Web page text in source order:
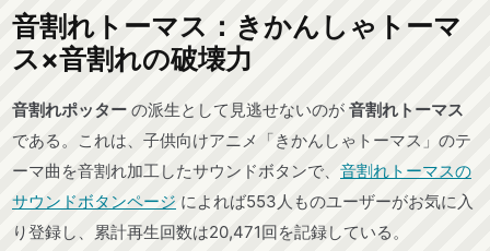
音割れトーマス：きかんしゃトーマ
ス×音割れの破壊力
音割れポッター の派生として見逃せないのが 音割れトーマス
である。これは、子供向けアニメ「きかんしゃトーマス」のテ
ーマ曲を音割れ加工したサウンドボタンで、 音割れトーマスの
サウンドボタンページ によれば553人ものユーザーがお気に入
り登録し、累計再生回数は20,471回を記録している。